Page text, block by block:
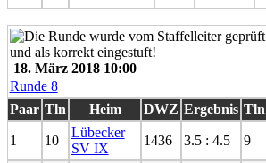
18. März 2018 10:00
Runde 8
Paar Tln Heim DWZ Ergebnis Tln
1 10
Lübecker
SV IX
1436 3.5 : 4.5 9